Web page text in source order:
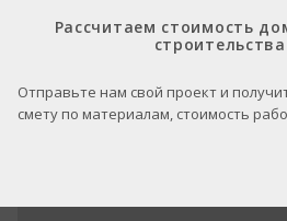
Рассчитаем стоимость
Отправьте нам свой проект и
смету по материалам, стоимость